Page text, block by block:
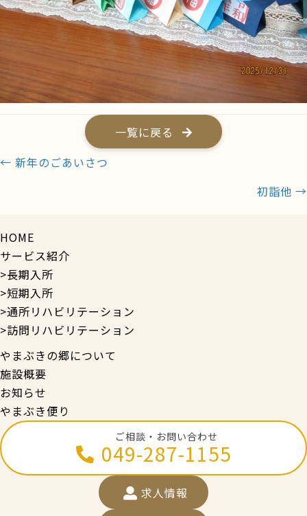
一覧に戻る
Posts
← 新年のごあいさつ
初詣他 →
HOME
サービス紹介
>長期入所
>短期入所
>通所リハビリテーション
>訪問リハビリテーション
やまぶきの郷について
施設概要
お知らせ
やまぶき便り
ご相談・お問い合わせ
049-287-1155
求人情報